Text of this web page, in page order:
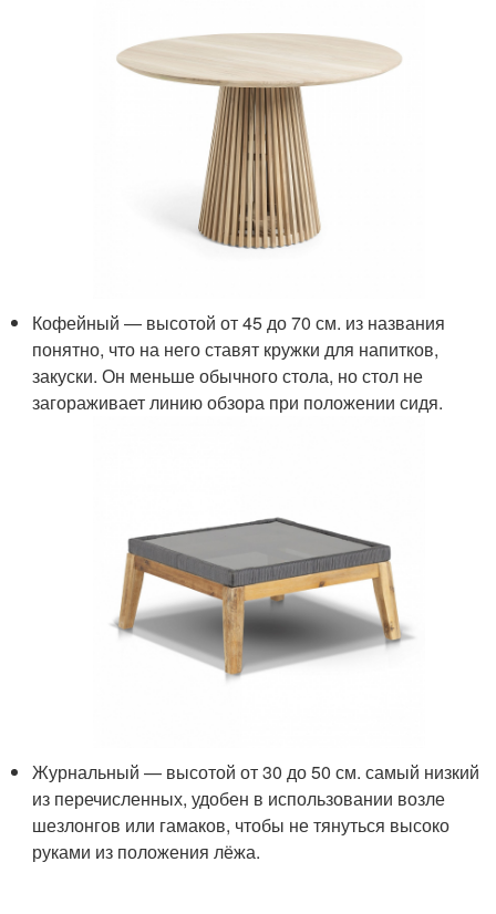
Кофейный — высотой от 45 до 70 см. из названия
понятно, что на него ставят кружки для напитков,
закуски. Он меньше обычного стола, но стол не
загораживает линию обзора при положении сидя.
Журнальный — высотой от 30 до 50 см. самый низкий
из перечисленных, удобен в использовании возле
шезлонгов или гамаков, чтобы не тянуться высоко
руками из положения лёжа.